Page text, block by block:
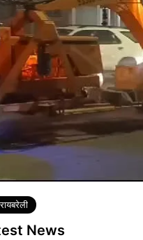
रायबरेली
News